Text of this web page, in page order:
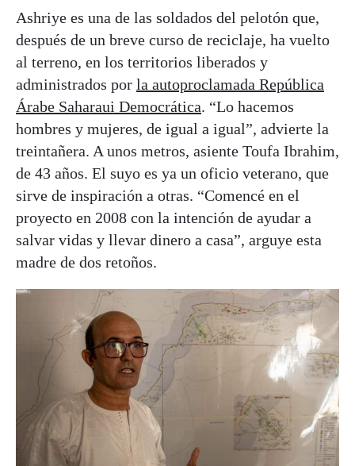
Ashriye es una de las soldados del pelotón que,
después de un breve curso de reciclaje, ha vuelto
al terreno, en los territorios liberados y
administrados por la autoproclamada República
Árabe Saharaui Democrática. “Lo hacemos
hombres y mujeres, de igual a igual”, advierte la
treintañera. A unos metros, asiente Toufa Ibrahim,
de 43 años. El suyo es ya un oficio veterano, que
sirve de inspiración a otras. “Comencé en el
proyecto en 2008 con la intención de ayudar a
salvar vidas y llevar dinero a casa”, arguye esta
madre de dos retoños.